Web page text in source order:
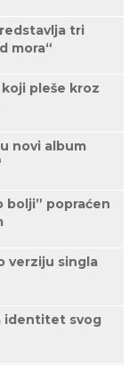
tri
mora“
pleše kroz
novi album
bolji” popraćen
verziju singla
identitet svog